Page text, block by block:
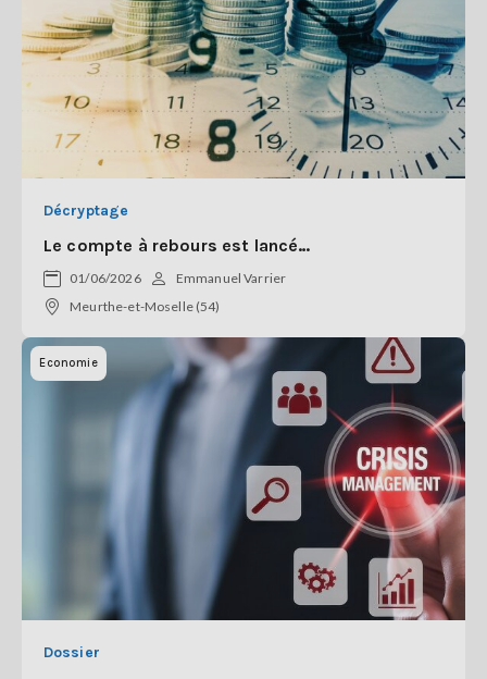
Décryptage
Le compte à rebours est lancé…
01/06/2026
Emmanuel Varrier
Meurthe-et-Moselle (54)
Economie
Dossier